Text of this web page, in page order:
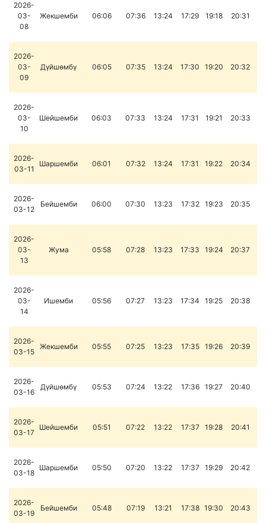
2026-
03-
08
Жекшемби 06:06 07:36 13:24 17:29 19:18 20:31
2026-
03-
09
Дүйшөмбү 06:05 07:35 13:24 17:30 19:20 20:32
2026-
03-
10
Шейшемби 06:03 07:33 13:24 17:31 19:21 20:33
2026-
03-11
Шаршемби 06:01 07:32 13:24 17:31 19:22 20:34
2026-
03-12
Бейшемби 06:00 07:30 13:23 17:32 19:23 20:35
2026-
03-
13
Жума 05:58 07:28 13:23 17:33 19:24 20:37
2026-
03-
14
Ишемби 05:56 07:27 13:23 17:34 19:25 20:38
2026-
03-15
Жекшемби 05:55 07:25 13:23 17:35 19:26 20:39
2026-
03-16
Дүйшөмбү 05:53 07:24 13:22 17:36 19:27 20:40
2026-
03-17
Шейшемби 05:51 07:22 13:22 17:37 19:28 20:41
2026-
03-18
Шаршемби 05:50 07:20 13:22 17:37 19:29 20:42
2026-
03-19
Бейшемби 05:48 07:19 13:21 17:38 19:30 20:43